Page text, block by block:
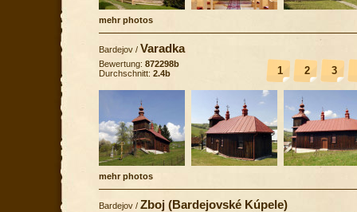
mehr photos
Bardejov / Varadka
1 2 3
Bewertung: 872298b
Durchschnitt: 2.4b
mehr photos
Bardejov / Zboj (Bardejovské Kúpele)